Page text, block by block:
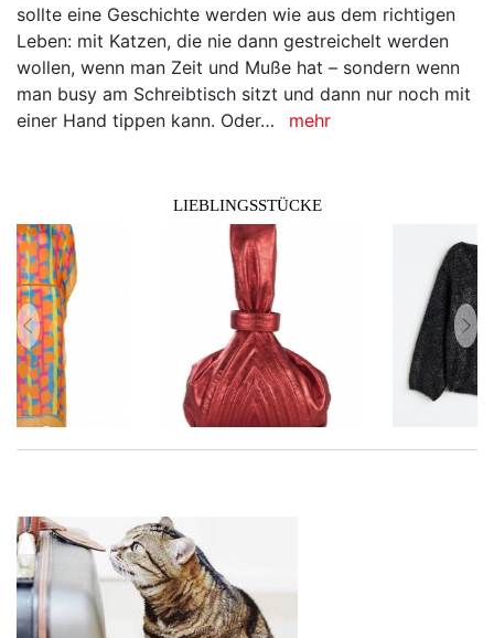
sollte eine Geschichte werden wie aus dem richtigen
Leben: mit Katzen, die nie dann gestreichelt werden
wollen, wenn man Zeit und Muße hat – sondern wenn
man busy am Schreibtisch sitzt und dann nur noch mit
einer Hand tippen kann. Oder…
mehr
LIEBLINGSSTÜCKE
zurück vor